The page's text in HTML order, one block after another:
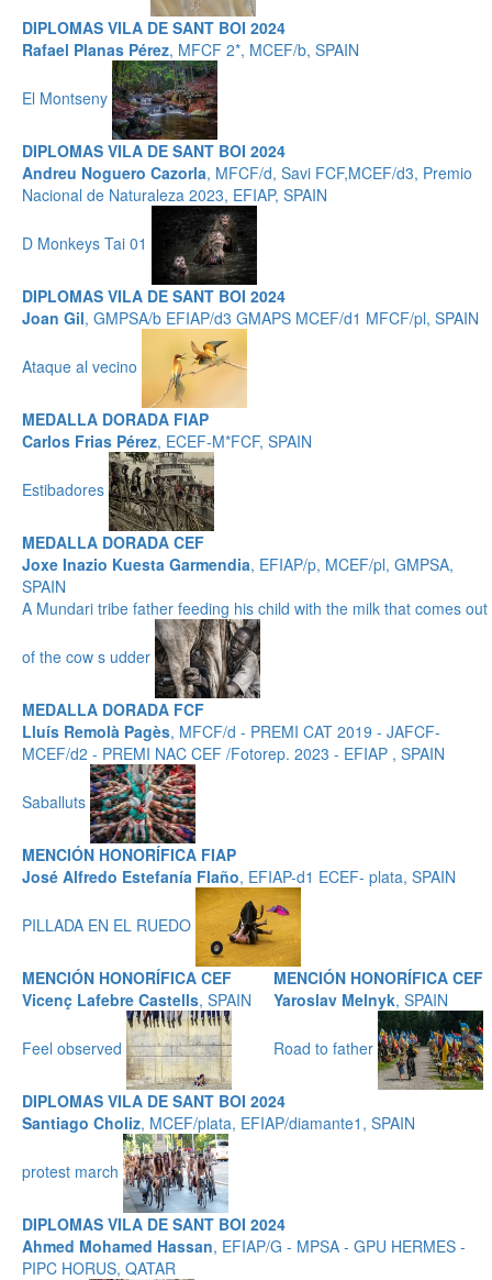
DIPLOMAS VILA DE SANT BOI 2024
Rafael Planas Pérez, MFCF 2*, MCEF/b, SPAIN
El Montseny
DIPLOMAS VILA DE SANT BOI 2024
Andreu Noguero Cazorla, MFCF/d, Savi FCF,MCEF/d3, Premio
Nacional de Naturaleza 2023, EFIAP, SPAIN
D Monkeys Tai 01
DIPLOMAS VILA DE SANT BOI 2024
Joan Gil, GMPSA/b EFIAP/d3 GMAPS MCEF/d1 MFCF/pl, SPAIN
Ataque al vecino
MEDALLA DORADA FIAP
Carlos Frias Pérez, ECEF-M*FCF, SPAIN
Estibadores
MEDALLA DORADA CEF
Joxe Inazio Kuesta Garmendia, EFIAP/p, MCEF/pl, GMPSA,
SPAIN
A Mundari tribe father feeding his child with the milk that comes out
of the cow s udder
MEDALLA DORADA FCF
Lluís Remolà Pagès, MFCF/d - PREMI CAT 2019 - JAFCF-
MCEF/d2 - PREMI NAC CEF /Fotorep. 2023 - EFIAP , SPAIN
Saballuts
MENCIÓN HONORÍFICA FIAP
José Alfredo Estefanía Flaño, EFIAP-d1 ECEF- plata, SPAIN
PILLADA EN EL RUEDO
MENCIÓN HONORÍFICA CEF
Vicenç Lafebre Castells, SPAIN
Feel observed
MENCIÓN HONORÍFICA CEF
Yaroslav Melnyk, SPAIN
Road to father
DIPLOMAS VILA DE SANT BOI 2024
Santiago Choliz, MCEF/plata, EFIAP/diamante1, SPAIN
protest march
DIPLOMAS VILA DE SANT BOI 2024
Ahmed Mohamed Hassan, EFIAP/G - MPSA - GPU HERMES -
PIPC HORUS, QATAR